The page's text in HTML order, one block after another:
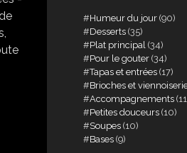
Humeur du jour (90)
Desserts (35)
Plat principal (34)
Pour le gouter (34)
Tapas et entrées (17)
Brioches et
Accompagnements
Petites douceurs (10)
Soupes (10)
Bases (9)